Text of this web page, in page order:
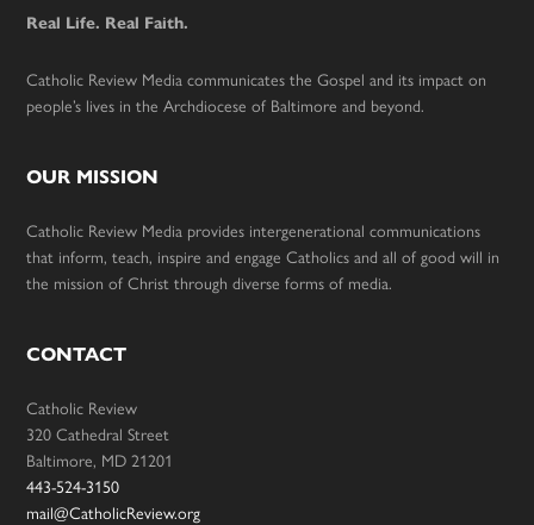
Real Life. Real Faith.
Catholic Review Media communicates the Gospel and its impact on
people’s lives in the Archdiocese of Baltimore and beyond.
OUR MISSION
Catholic Review Media provides intergenerational communications
that inform, teach, inspire and engage Catholics and all of good will in
the mission of Christ through diverse forms of media.
CONTACT
Catholic Review
320 Cathedral Street
Baltimore, MD 21201
443-524-3150
mail@CatholicReview.org